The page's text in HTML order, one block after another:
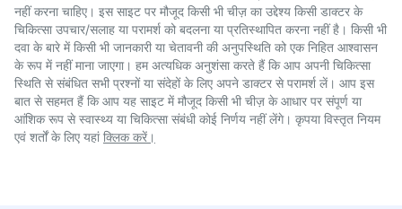
नहीं करना चाहिए। इस साइट पर मौजूद किसी भी चीज़ का उद्देश्य किसी डाक्टर के
चिकित्सा उपचार/सलाह या परामर्श को बदलना या प्रतिस्थापित करना नहीं है। किसी भी
दवा के बारे में किसी भी जानकारी या चेतावनी की अनुपस्थिति को एक निहित आश्वासन
के रूप में नहीं माना जाएगा। हम अत्यधिक अनुशंसा करते हैं कि आप अपनी चिकित्सा
स्थिति से संबंधित सभी प्रश्नों या संदेहों के लिए अपने डाक्टर से परामर्श लें। आप इस
बात से सहमत हैं कि आप यह साइट में मौजूद किसी भी चीज़ के आधार पर संपूर्ण या
आंशिक रूप से स्वास्थ्य या चिकित्सा संबंधी कोई निर्णय नहीं लेंगे। कृपया विस्तृत नियम
एवं शर्तों के लिए यहांक्लिक करें।